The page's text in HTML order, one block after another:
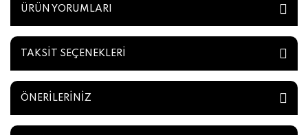
ÜRÜN YORUMLARI
TAKSİT SEÇENEKLERİ
ÖNERİLERİNİZ